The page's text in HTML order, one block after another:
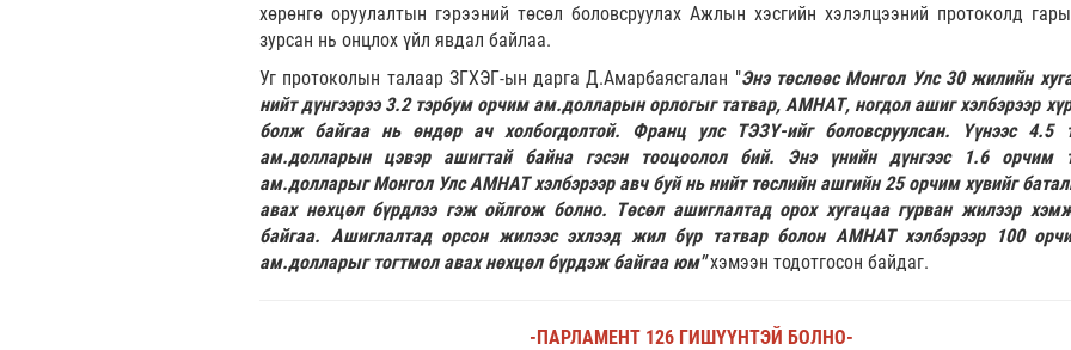
хөрөнгө оруулалтын гэрээний төсөл боловсруулах Ажлын хэсгийн хэлэлцээний протоколд
зурсан нь онцлох үйл явдал байлаа.
Уг протоколын талаар ЗГХЭГ-ын дарга Д.Амарбаясгалан "Энэ төслөөс Монгол Улс 30 жилийн
нийт дүнгээрээ 3.2 тэрбум орчим ам.долларын орлогыг татвар, АМНАТ, ногдол ашиг хэлбэрээр
болж байгаа нь өндөр ач холбогдолтой. Франц улс ТЭЗҮ-ийг боловсруулсан. Үүнээс 4.5
ам.долларын цэвэр ашигтай байна гэсэн тооцоолол бий. Энэ үнийн дүнгээс 1.6 орчим
ам.долларыг Монгол Улс АМНАТ хэлбэрээр авч буй нь нийт төслийн ашгийн 25 орчим хувийг
авах нөхцөл бүрдлээ гэж ойлгож болно. Төсөл ашиглалтад орох хугацаа гурван жилээр
байгаа. Ашиглалтад орсон жилээс эхлээд жил бүр татвар болон АМНАТ хэлбэрээр 100
ам.долларыг тогтмол авах нөхцөл бүрдэж байгаа юм"хэмээн тодотгосон байдаг.
-ПАРЛАМЕНТ 126 ГИШҮҮНТЭЙ БОЛНО-